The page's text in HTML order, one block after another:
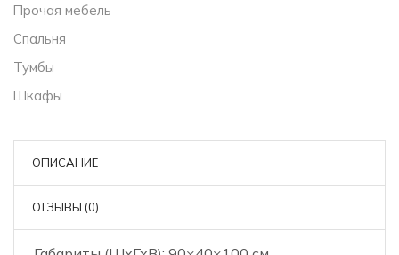
Прочая мебель
Спальня
Тумбы
Шкафы
ОПИСАНИЕ
ОТЗЫВЫ (0)